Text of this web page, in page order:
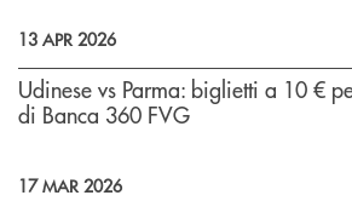
13 APR 2026
Udinese vs Parma: biglietti a 10 €
di Banca 360 FVG
17 MAR 2026